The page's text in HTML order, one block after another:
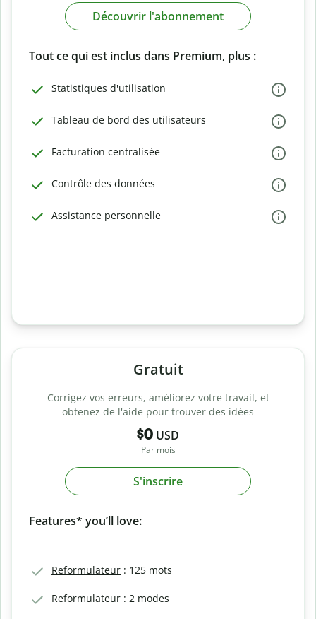
Découvrir l'abonnement
Tout ce qui est inclus dans Premium, plus :
Statistiques d'utilisation
Tableau de bord des utilisateurs
Facturation centralisée
Contrôle des données
Assistance personnelle
Gratuit
Corrigez vos erreurs, améliorez votre travail, et
obtenez de l'aide pour trouver des idées
$0 USD
Par mois
S'inscrire
Features* you’ll love:
Reformulateur : 125 mots
Reformulateur : 2 modes